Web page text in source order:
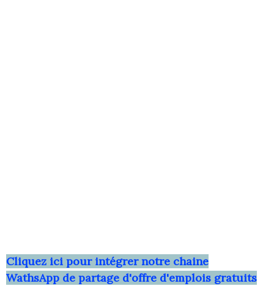
Cliquez ici pour intégrer notre chaine
WathsApp de partage d'offre d'emplois gratuits